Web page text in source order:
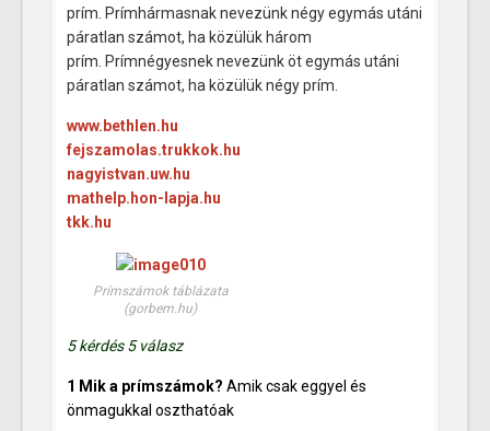
prím. Prímhármasnak nevezünk négy egymás utáni
páratlan számot, ha közülük három
prím. Prímnégyesnek nevezünk öt egymás utáni
páratlan számot, ha közülük négy prím.
www.bethlen.hu
fejszamolas.trukkok.hu
nagyistvan.uw.hu
mathelp.hon-lapja.hu
tkk.hu
Prímszámok táblázata
(gorbem.hu)
5 kérdés5 válasz
1 Mik a prímszámok? Amik csak eggyel és
önmagukkal oszthatóak